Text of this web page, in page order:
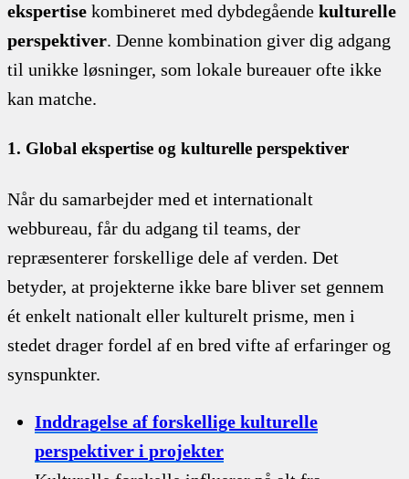
ekspertise kombineret med dybdegående kulturelle
perspektiver. Denne kombination giver dig adgang
til unikke løsninger, som lokale bureauer ofte ikke
kan matche.
1. Global ekspertise og kulturelle perspektiver
Når du samarbejder med et internationalt
webbureau, får du adgang til teams, der
repræsenterer forskellige dele af verden. Det
betyder, at projekterne ikke bare bliver set gennem
ét enkelt nationalt eller kulturelt prisme, men i
stedet drager fordel af en bred vifte af erfaringer og
synspunkter.
Inddragelse af forskellige kulturelle
perspektiver i projekter